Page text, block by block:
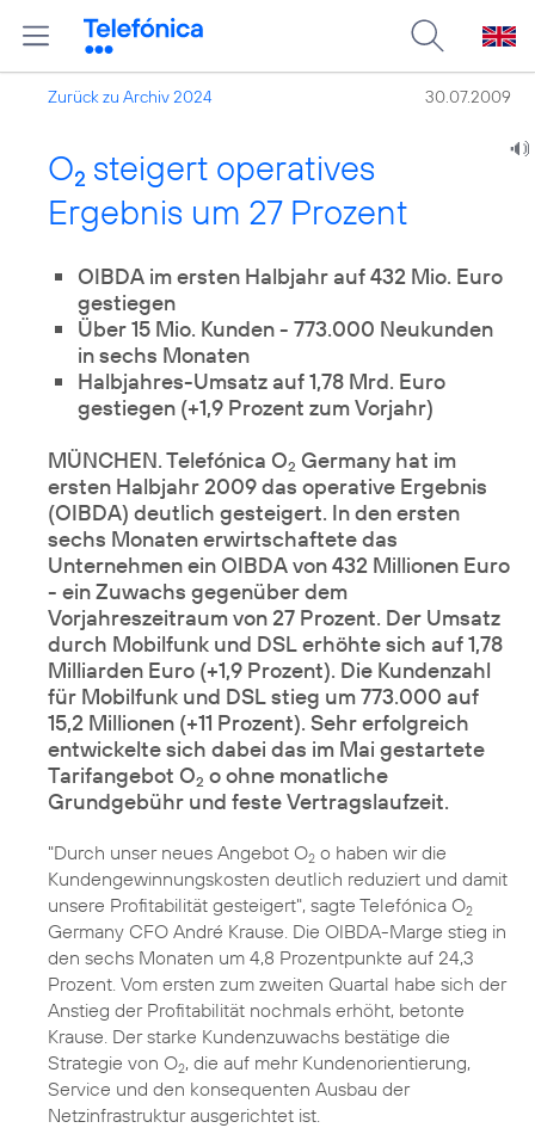
Zurück zu Archiv 2024 30.07.2009
O2 steigert operatives
Ergebnis um 27 Prozent
OIBDA im ersten Halbjahr auf 432 Mio. Euro
Über 15 Mio. Kunden - 773.000 Neukunden
in sechs Monaten
Halbjahres-Umsatz auf 1,78 Mrd. Euro
gestiegen (+1,9 Prozent zum Vorjahr)
MÜNCHEN. Telefónica O2 Germany hat im
ersten Halbjahr 2009 das operative Ergebnis
(OIBDA) deutlich gesteigert. In den ersten
sechs Monaten erwirtschaftete das
Unternehmen ein OIBDA von 432 Millionen Euro
- ein Zuwachs gegenüber dem
Vorjahreszeitraum von 27 Prozent. Der Umsatz
durch Mobilfunk und DSL erhöhte sich auf 1,78
Milliarden Euro (+1,9 Prozent). Die Kundenzahl
für Mobilfunk und DSL stieg um 773.000 auf
15,2 Millionen (+11 Prozent). Sehr erfolgreich
entwickelte sich dabei das im Mai gestartete
Tarifangebot O2 o ohne monatliche
Grundgebühr und feste Vertragslaufzeit.
"Durch unser neues Angebot O2 o haben wir die
Kundengewinnungskosten deutlich reduziert und damit
unsere Profitabilität gesteigert", sagte Telefónica O2
Germany CFO André Krause. Die OIBDA-Marge stieg in
den sechs Monaten um 4,8 Prozentpunkte auf 24,3
Prozent. Vom ersten zum zweiten Quartal habe sich der
Anstieg der Profitabilität nochmals erhöht, betonte
Krause. Der starke Kundenzuwachs bestätige die
Strategie von O2, die auf mehr Kundenorientierung,
Service und den konsequenten Ausbau der
Netzinfrastruktur ausgerichtet ist.